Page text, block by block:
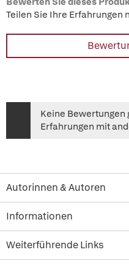
Teilen Sie Ihre Erfahrungen
Keine Bewertungen
Erfahrungen mit
Autorinnen & Autoren
Informationen
Weiterführende Links